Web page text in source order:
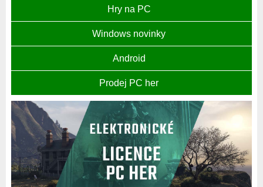
Hry na PC
Windows novinky
Android
Prodej PC her